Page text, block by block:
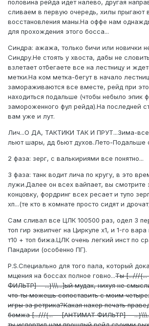
половина рейда идет налево, другая
сливаем в первую очередь, хилы прыгают
восстановления маны.На оффе нам
для прохождения этого босса...
Синдра: ажажа, только бичи или новички
Синдру.Не стоять у хвоста, дабы не
взлетает отбегаете все на лестницу и
метки.На ком метка-бегут в начало
замораживаются все вместе, рейд при
находиться подальше (чтобы небыло эпик
замороженного фул рейда).На последней
вам уже и лут.
Лич...О ДА, ТАКТИКИ ТАК И ПРУТ...Зима-все
льют шары, дд бьют духов.Лето-Подальше
2 фаза: зерг, с валькириями все понятно...
3 фаза: танк водит лича по кругу, в это
лужи.Далее он всех вайпает, вы смотрите
концовку, фордринг всех ресает и тупо
хп...(те кто в комнате просто сидят и
Сам сливал все ЦЛК 100500 раз, одел 3
топ гир эквипчег на Циркуле х1, и 1-го
т10 + топ бижа.ЦЛК очень легкий инст по
Пандарии (особенно ПГ).
P.S.Специально для того пала, который
мщения на боссах полное говно...Ты [...///
ФИЛЬТР]---...}\\\...]ый мудак, нихуя не
что ты можешь сопоставить с моим
игры за ретрика?Какая нахер печать
бомжа [...///{...---[АНТИМАТ ФИЛЬТР]---